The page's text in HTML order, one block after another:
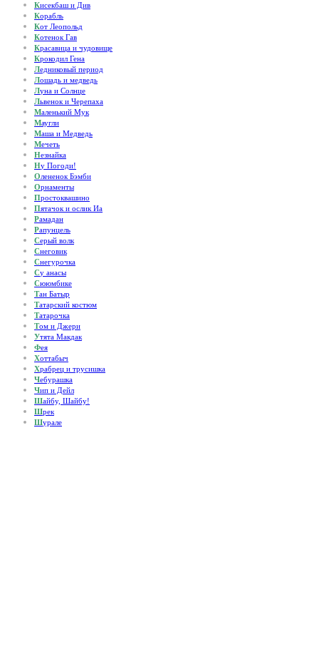
Кисекбаш и Див
Корабль
Кот Леопольд
Котенок Гав
Красавица и чудовище
Крокодил Гена
Ледниковый период
Лошадь и медведь
Луна и Солнце
Львенок и Черепаха
Маленький Мук
Маугли
Маша и Медведь
Мечеть
Незнайка
Ну Погоди!
Олененок Бэмби
Орнаменты
Простоквашино
Пятачок и ослик Иа
Рамадан
Рапунцель
Серый волк
Снеговик
Снегурочка
Су анасы
Сююмбике
Тан Батыр
Татарский костюм
Татарочка
Том и Джери
Утята Макдак
Фея
Хоттабыч
Храбрец и трусишка
Чебурашка
Чип и Дейл
Шайбу, Шайбу!
Шрек
Шурале